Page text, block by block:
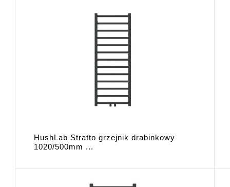
HushLab Stratto grzejnik drabinkowy
1020/500mm ...